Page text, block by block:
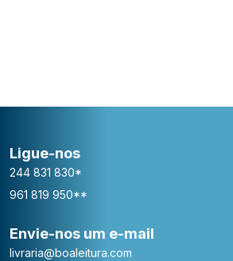
Ligue-nos
244 831 830*
961 819 950**
Envie-nos um e-mail
livraria@boaleitura.com